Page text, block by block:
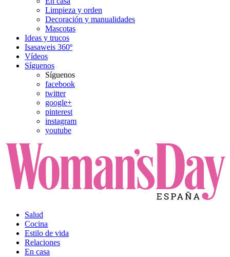
Limpieza y orden
Decoración y manualidades
Mascotas
Ideas y trucos
Isasaweis 360º
Vídeos
Síguenos
Síguenos
facebook
twitter
google+
pinterest
instagram
youtube
Salud
Cocina
Estilo de vida
Relaciones
En casa